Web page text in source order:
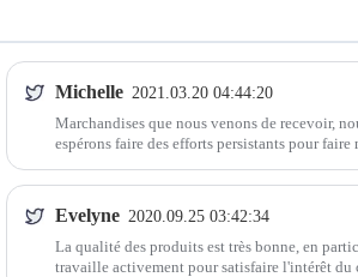
Michelle 2021.03.20 04:44:20
Marchandises que nous venons de recevoir,
espérons faire des efforts persistants pour faire
Evelyne 2020.09.25 03:42:34
La qualité des produits est très bonne, en
travaille activement pour satisfaire l'intérêt du